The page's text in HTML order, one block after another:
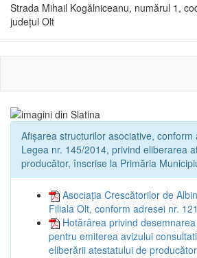
Strada Mihail Kogălniceanu, numărul 1,
județul Olt
Afișarea structurilor asociative, conform
Legea nr. 145/2014, privind eliberarea
producător, înscrise la Primăria
Asociația Crescătorilor de
Filiala Olt, conform adresei nr.
Hotărârea privind
pentru emiterea avizului
eliberării atestatului de producător